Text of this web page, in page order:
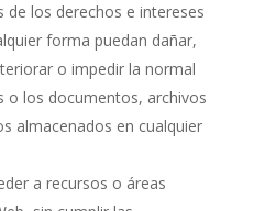
de los derechos e intereses
forma puedan dañar,
o impedir la normal
o los documentos, archivos
almacenados en cualquier
a recursos o áreas